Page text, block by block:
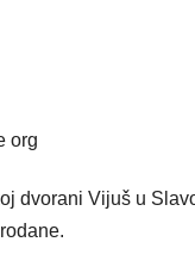
org
dvorani Vijuš u